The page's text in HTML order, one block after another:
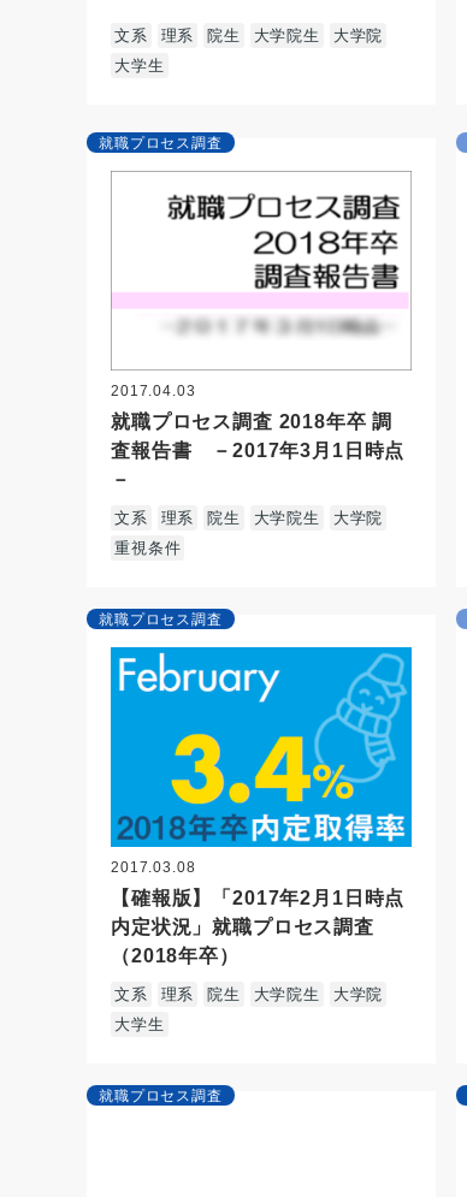
文系 理系 院生 大学院生
大学院
大学生
就職プロセス調査
2017.04.03
就職プロセス調査 2018年卒 調
査報告書 －2017年3月1日時点
－
文系 理系 院生 大学院生
大学院
重視条件
就職プロセス調査
2017.03.08
【確報版】「2017年2月1日時点
内定状況」就職プロセス調査
（2018年卒）
文系 理系 院生 大学院生
大学院
大学生
就職プロセス調査